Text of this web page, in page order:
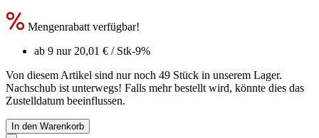
Mengenrabatt verfügbar!
ab 9 nur 20,01 € / Stk-9%
Von diesem Artikel sind nur noch 49 Stück in unserem Lager.
Nachschub ist unterwegs! Falls mehr bestellt wird, könnte dies das
Zustelldatum beeinflussen.
In den Warenkorb